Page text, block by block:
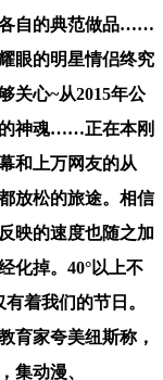
各自的典范做品……
眼的明星情侣终究
关心~从2015年公
神魂……正在本刚
和上万网友的从
放松的旅途。相信
映的速度也随之加
化掉。40°以上不
着我们的节日。
育家夸美纽斯称，
集动漫、